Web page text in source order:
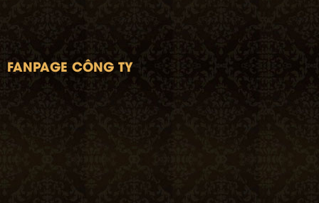
- tuanphong.com.vn -
FANPAGE CÔNG TY